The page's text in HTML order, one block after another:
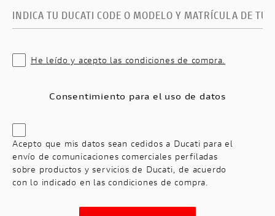
He leído y acepto las condiciones de compra.
Condiciones de compra — Cursos
de conducción MAC
Consentimiento para el uso de datos
Acepto que mis datos sean cedidos a Ducati para el
envío de comunicaciones comerciales perfiladas
sobre productos y servicios de Ducati, de acuerdo
con lo indicado en las condiciones de compra.